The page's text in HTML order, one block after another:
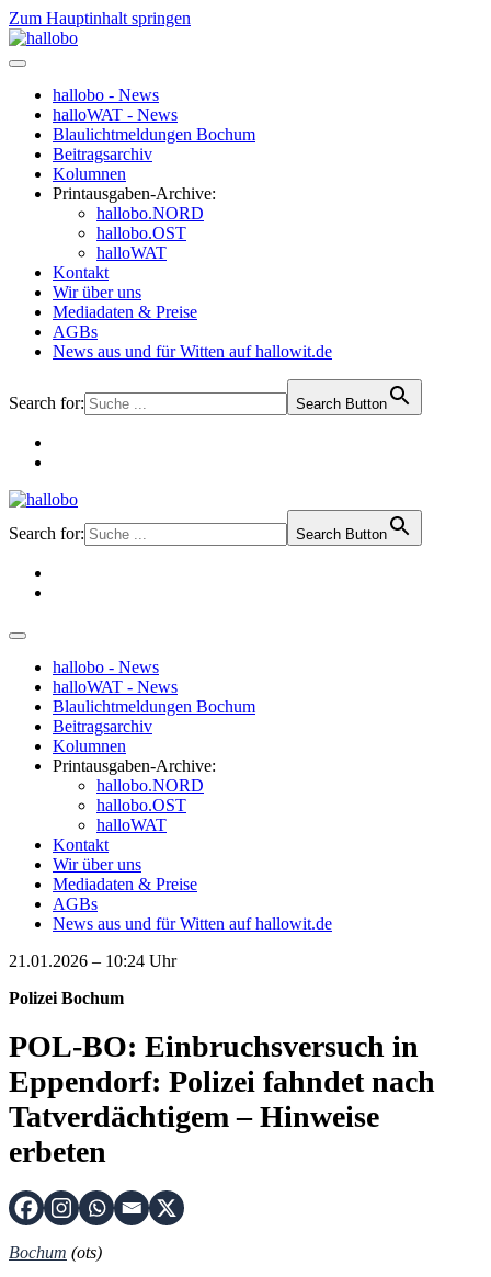
Zum Hauptinhalt springen
hallobo - News
halloWAT - News
Blaulichtmeldungen Bochum
Beitragsarchiv
Kolumnen
Printausgaben-Archive:
hallobo.NORD
hallobo.OST
halloWAT
Kontakt
Wir über uns
Mediadaten & Preise
AGBs
News aus und für Witten auf hallowit.de
Search for: Search Button
Search for: Search Button
hallobo - News
halloWAT - News
Blaulichtmeldungen Bochum
Beitragsarchiv
Kolumnen
Printausgaben-Archive:
hallobo.NORD
hallobo.OST
halloWAT
Kontakt
Wir über uns
Mediadaten & Preise
AGBs
News aus und für Witten auf hallowit.de
21.01.2026 – 10:24 Uhr
Polizei Bochum
POL-BO: Einbruchsversuch in
Eppendorf: Polizei fahndet nach
Tatverdächtigem – Hinweise
erbeten
Bochum (ots)